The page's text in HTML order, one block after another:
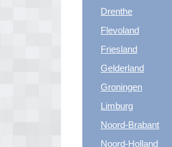
Drenthe
Flevoland
Friesland
Gelderland
Groningen
Limburg
Noord-Brabant
Noord-Holland